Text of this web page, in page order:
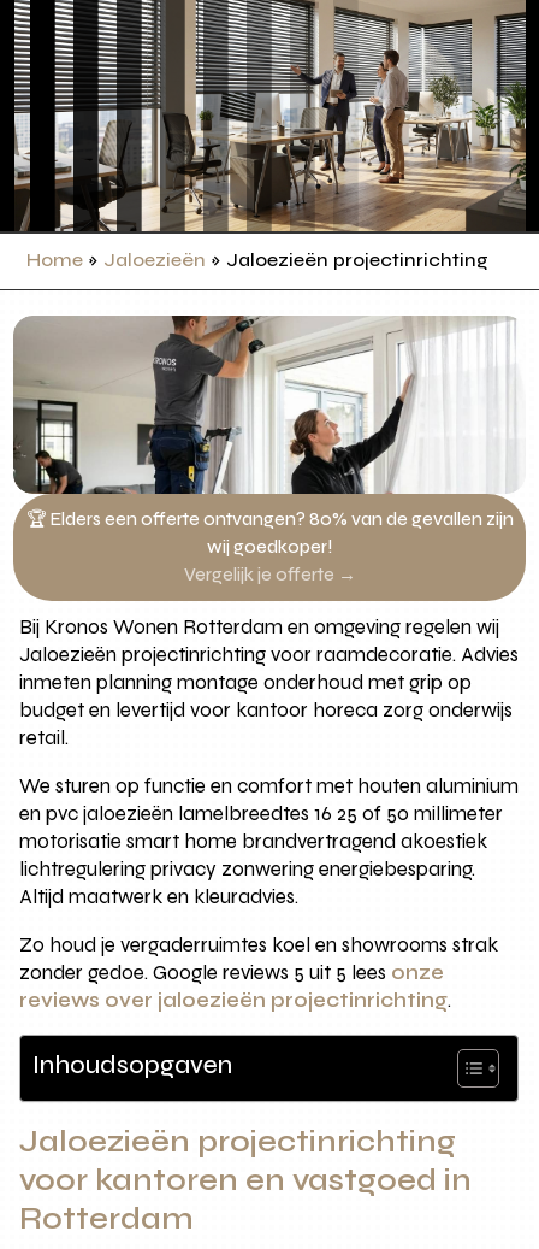
Home » Jaloezieën » Jaloezieën projectinrichting
🏆 Elders een offerte ontvangen? 80% van de gevallen zijn
wij goedkoper!
Vergelijk je offerte →
Bij Kronos Wonen Rotterdam en omgeving regelen wij
Jaloezieën projectinrichting voor raamdecoratie. Advies
inmeten planning montage onderhoud met grip op
budget en levertijd voor kantoor horeca zorg onderwijs
retail.
We sturen op functie en comfort met houten aluminium
en pvc jaloezieën lamelbreedtes 16 25 of 50 millimeter
motorisatie smart home brandvertragend akoestiek
lichtregulering privacy zonwering energiebesparing.
Altijd maatwerk en kleuradvies.
Zo houd je vergaderruimtes koel en showrooms strak
zonder gedoe. Google reviews 5 uit 5 lees onze
reviews over jaloezieën projectinrichting.
Inhoudsopgaven
Jaloezieën projectinrichting
voor kantoren en vastgoed in
Rotterdam